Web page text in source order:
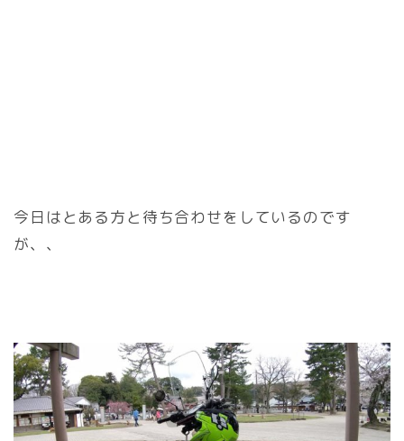
今日はとある方と待ち合わせをしているのです
が、、